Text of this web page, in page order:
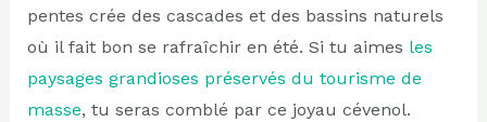
pentes crée des cascades et des bassins naturels
où il fait bon se rafraîchir en été. Si tu aimes les
paysages grandioses préservés du tourisme de
masse, tu seras comblé par ce joyau cévenol.